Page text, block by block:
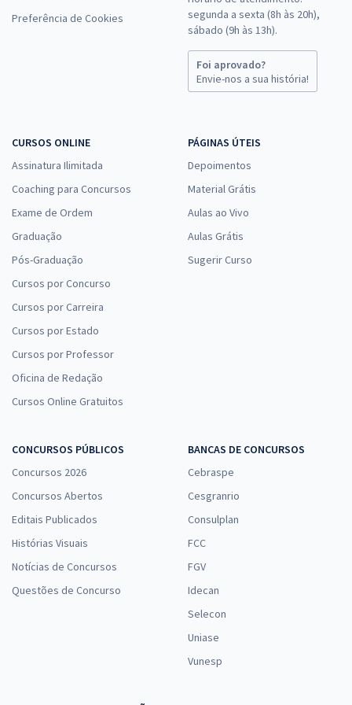
Preferência de Cookies
segunda a sexta (8h às 20h),
sábado (9h às 13h).
Foi aprovado?
Envie-nos a sua história!
CURSOS ONLINE
Assinatura Ilimitada
Coaching para Concursos
Exame de Ordem
Graduação
Pós-Graduação
Cursos por Concurso
Cursos por Carreira
Cursos por Estado
Cursos por Professor
Oficina de Redação
Cursos Online Gratuitos
PÁGINAS ÚTEIS
Depoimentos
Material Grátis
Aulas ao Vivo
Aulas Grátis
Sugerir Curso
CONCURSOS PÚBLICOS
Concursos 2026
Concursos Abertos
Editais Publicados
Histórias Visuais
Notícias de Concursos
Questões de Concurso
BANCAS DE CONCURSOS
Cebraspe
Cesgranrio
Consulplan
FCC
FGV
Idecan
Selecon
Uniase
Vunesp